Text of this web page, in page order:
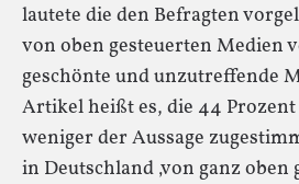
lautete die den Befragten
von oben gesteuerten Medien
geschönte und unzutreffende
Artikel heißt es, die 44
weniger der Aussage
in Deutschland ‚von ganz oben